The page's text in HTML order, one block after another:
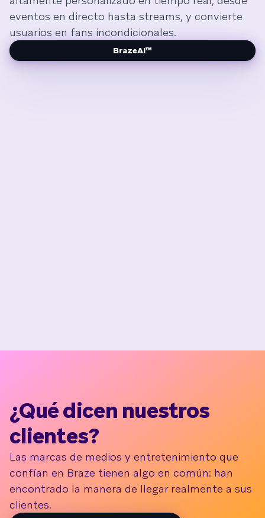
eventos en directo hasta streams, y convierte
usuarios en fans incondicionales.
BrazeAI™
¿Qué dicen nuestros
clientes?
Las marcas de medios y entretenimiento que
confían en Braze tienen algo en común: han
encontrado la manera de llegar realmente a sus
clientes.